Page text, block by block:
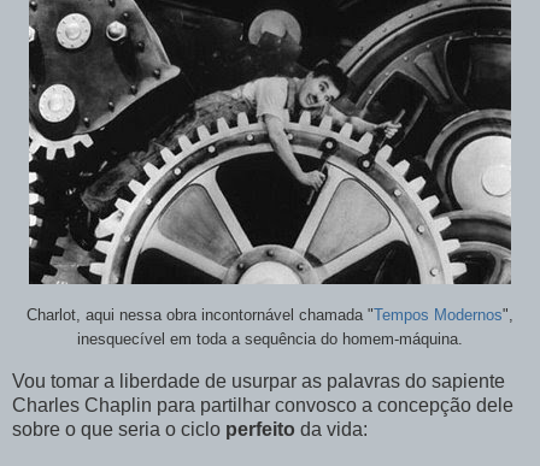
Charlot, aqui nessa obra incontornável chamada "Tempos Modernos",
inesquecível em toda a sequência do homem-máquina.
Vou tomar a liberdade de usurpar as palavras do sapiente
Charles Chaplin para partilhar convosco a concepção dele
sobre o que seria o ciclo perfeito da vida: